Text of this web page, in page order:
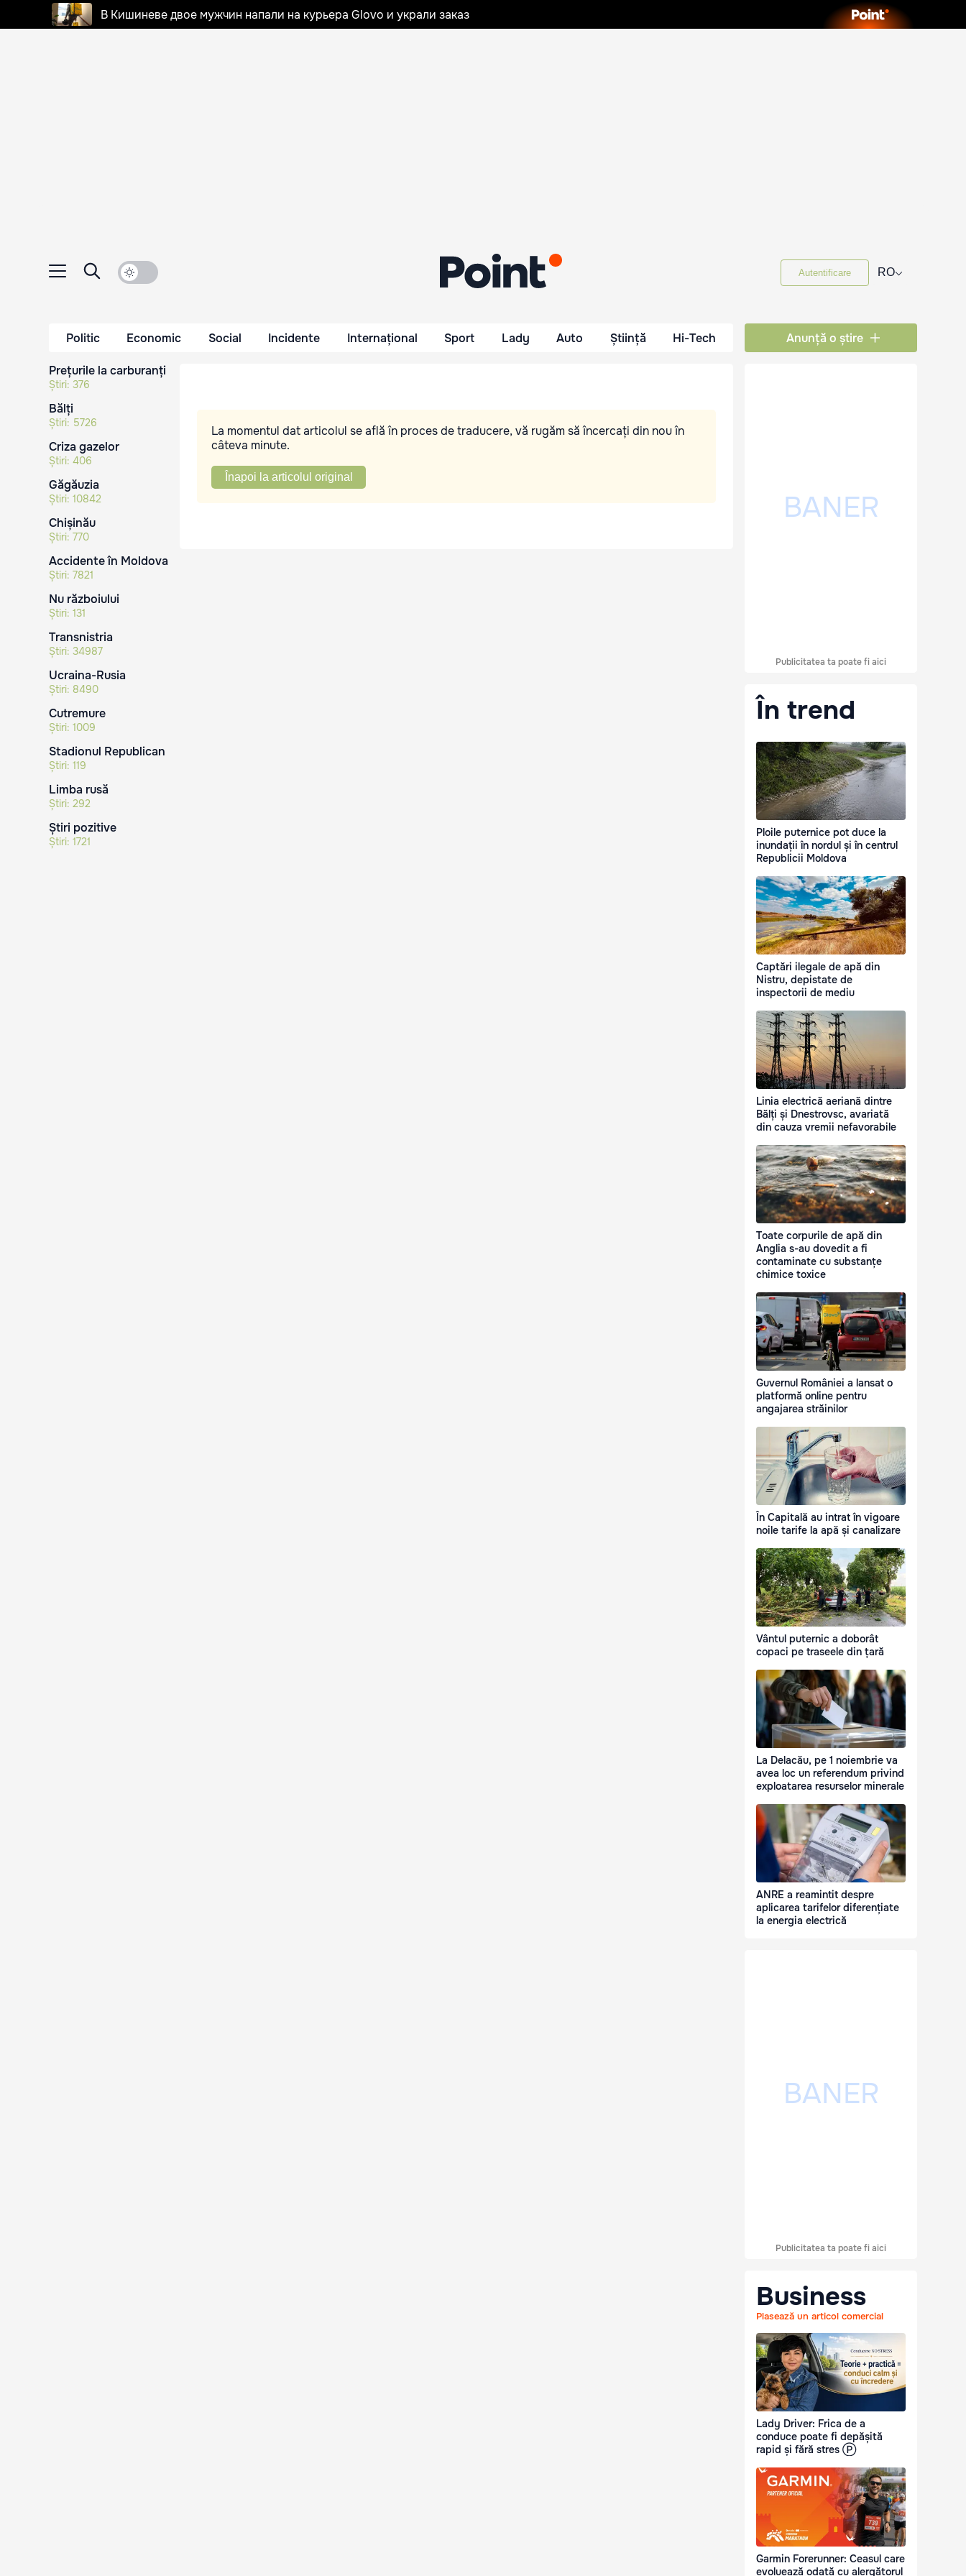
В Кишиневе двое мужчин напали на курьера Glovo и украли заказ
Autentificare RO⌵
Politic Economic Social Incidente Internațional Sport Lady Auto Știință Hi-Tech Anunță o știre
Prețurile la carburanți
Știri: 376
Bălți
Știri: 5726
Criza gazelor
Știri: 406
Găgăuzia
Știri: 10842
Chișinău
Știri: 770
Accidente în Moldova
Știri: 7821
Nu războiului
Știri: 131
Transnistria
Știri: 34987
Ucraina-Rusia
Știri: 8490
Cutremure
Știri: 1009
Stadionul Republican
Știri: 119
Limba rusă
Știri: 292
Știri pozitive
Știri: 1721
La momentul dat articolul se află în proces de traducere, vă rugăm să încercați din nou în
câteva minute.
Înapoi la articolul original
Publicitatea ta poate fi aici
În trend
Ploile puternice pot duce la
inundații în nordul și în centrul
Republicii Moldova
Captări ilegale de apă din
Nistru, depistate de
inspectorii de mediu
Linia electrică aeriană dintre
Bălți și Dnestrovsc, avariată
din cauza vremii nefavorabile
Toate corpurile de apă din
Anglia s-au dovedit a fi
contaminate cu substanțe
chimice toxice
Guvernul României a lansat o
platformă online pentru
angajarea străinilor
În Capitală au intrat în vigoare
noile tarife la apă și canalizare
Vântul puternic a doborât
copaci pe traseele din țară
La Delacău, pe 1 noiembrie va
avea loc un referendum privind
exploatarea resurselor minerale
ANRE a reamintit despre
aplicarea tarifelor diferențiate
la energia electrică
Publicitatea ta poate fi aici
Business
Plasează un articol comercial
Lady Driver: Frica de a
conduce poate fi depășită
rapid și fără stres Ⓟ
Garmin Forerunner: Ceasul care
evoluează odată cu alergătorul